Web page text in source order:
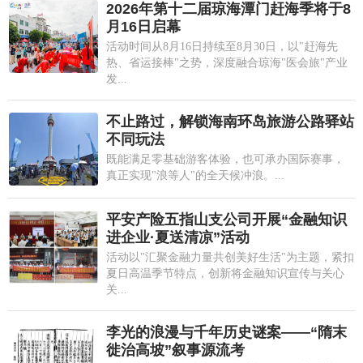
2026年第十二届琼海潭门赶海季将于8
月16日启幕
活动时间从8月16日持续至8月30日，以"赶海先
热、省运接棒"之势，深度融合琼海"医会旅"产业
发...
不止路过，解锁海南环岛旅游公路驿站
不同玩法
既能满足零基础游客体验，也可承办国际赛事，
真正实现"浪等人"的全天候冲浪。...
平安产险五指山支公司开展“金融知识
进企业·夏送清凉”活动
活动以"汇聚金融力量共创美好生活"为主题，紧扣
夏日高温季节特点，创新将金融知识宣传与关心
关...
李光的浪漫与千年历史谜案——“隋末
徙治高坡”叙事源流考